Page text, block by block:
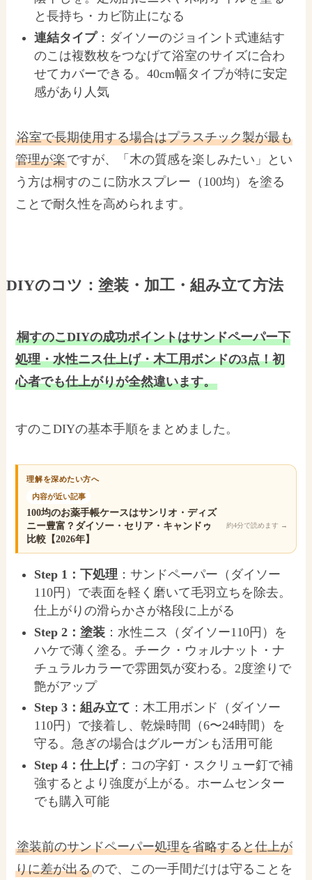
と長持ち・カビ防止になる
連結タイプ：ダイソーのジョイント式連結す
のこは複数枚をつなげて浴室のサイズに合わ
せてカバーできる。40cm幅タイプが特に安定
感があり人気
浴室で長期使用する場合はプラスチック製が最も
管理が楽ですが、「木の質感を楽しみたい」とい
う方は桐すのこに防水スプレー（100均）を塗る
ことで耐久性を高められます。
DIYのコツ：塗装・加工・組み立て方法
桐すのこDIYの成功ポイントはサンドペーパー下
処理・水性ニス仕上げ・木工用ボンドの3点！初
心者でも仕上がりが全然違います。
すのこDIYの基本手順をまとめました。
理解を深めたい方へ
内容が近い記事
100均のお薬手帳ケースはサンリオ・ディズ
ニー豊富？ダイソー・セリア・キャンドゥ
比較【2026年】
約4分で読めます →
Step 1：下処理 ：サンドペーパー（ダイソー
110円）で表面を軽く磨いて毛羽立ちを除去。
仕上がりの滑らかさが格段に上がる
Step 2：塗装 ：水性ニス（ダイソー110円）を
ハケで薄く塗る。チーク・ウォルナット・ナ
チュラルカラーで雰囲気が変わる。2度塗りで
艶がアップ
Step 3：組み立て ：木工用ボンド（ダイソー
110円）で接着し、乾燥時間（6〜24時間）を
守る。急ぎの場合はグルーガンも活用可能
Step 4：仕上げ：コの字釘・スクリュー釘で補
強するとより強度が上がる。ホームセンター
でも購入可能
塗装前のサンドペーパー処理を省略すると仕上が
りに差が出るので、この一手間だけは守ることを